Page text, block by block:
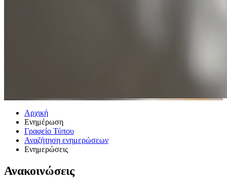
Αρχική
Ενημέρωση
Γραφείο Τύπου
Αναζήτηση ενημερώσεων
Ενημερώσεις
Ανακοινώσεις